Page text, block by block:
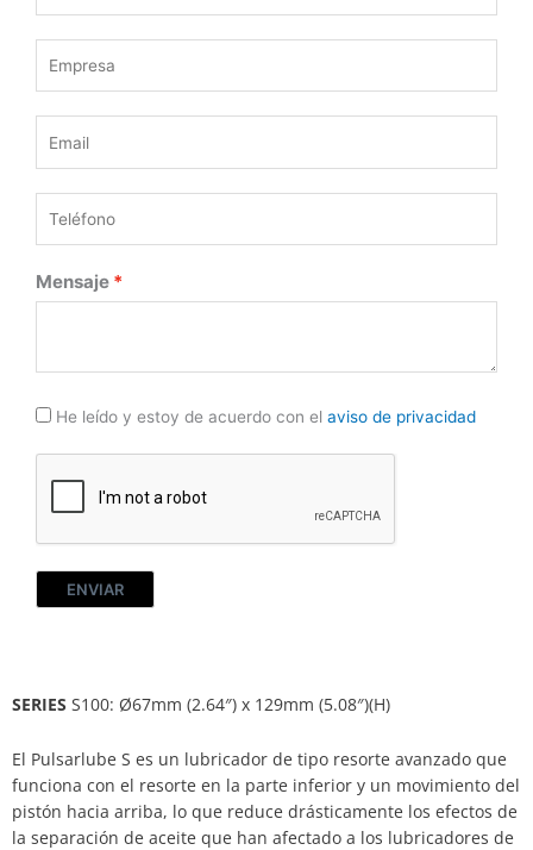
Mensaje
He leído y estoy de acuerdo con el aviso de privacidad
ENVIAR
SERIES S100: Ø67mm (2.64″) x 129mm (5.08″)(H)
El Pulsarlube S es un lubricador de tipo resorte avanzado que
funciona con el resorte en la parte inferior y un movimiento del
pistón hacia arriba, lo que reduce drásticamente los efectos de
la separación de aceite que han afectado a los lubricadores de